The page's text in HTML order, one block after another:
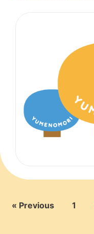
« Previous 1